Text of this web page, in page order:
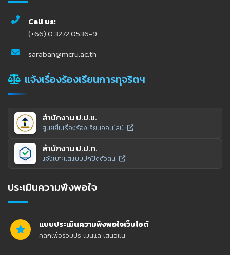
Call us:
(+66) 0 3272 0536-9
saraban@mcru.ac.th
แจ้งเรื่องร้องเรียนการทุจริตฯ
สำนักงาน ป.ป.ช.
ศูนย์ยื่นเรื่องร้องเรียนออนไลน์
สำนักงาน ป.ป.ท.
แจ้งเบาะแสแบบปกปิดตัวตน
ประเมินความพึงพอใจ
แบบประเมินความพึงพอใจเว็บไซต์
คลิกเพื่อร่วมประเมินและเสนอแนะ